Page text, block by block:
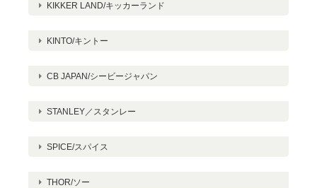
KIKKER LAND/キッカーランド
KINTO/キントー
CB JAPAN/シービージャパン
STANLEY／スタンレー
SPICE/スパイス
THOR/ソー